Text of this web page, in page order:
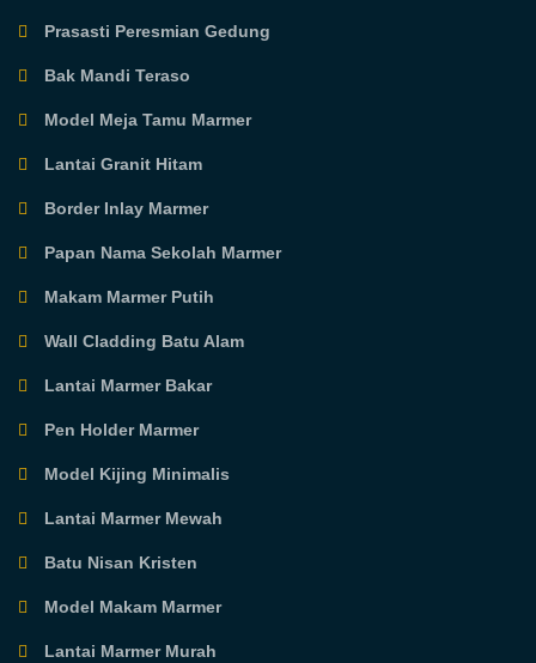
Prasasti Peresmian Gedung
Bak Mandi Teraso
Model Meja Tamu Marmer
Lantai Granit Hitam
Border Inlay Marmer
Papan Nama Sekolah Marmer
Makam Marmer Putih
Wall Cladding Batu Alam
Lantai Marmer Bakar
Pen Holder Marmer
Model Kijing Minimalis
Lantai Marmer Mewah
Batu Nisan Kristen
Model Makam Marmer
Lantai Marmer Murah